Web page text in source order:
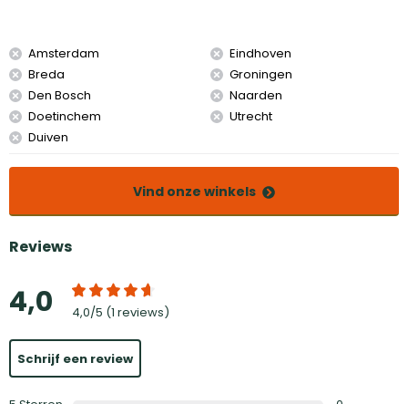
Amsterdam
Breda
Den Bosch
Doetinchem
Duiven
Eindhoven
Groningen
Naarden
Utrecht
Vind onze winkels
Reviews
4,0 4,0/5 (1 reviews)
Schrijf een review